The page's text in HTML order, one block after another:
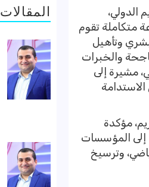
الدولي،
متكاملة تقوم
وتأهيل
والخبرات
مشيرة إلى
مؤكدة
إلى المؤسسات
وترسيخ
المقالات